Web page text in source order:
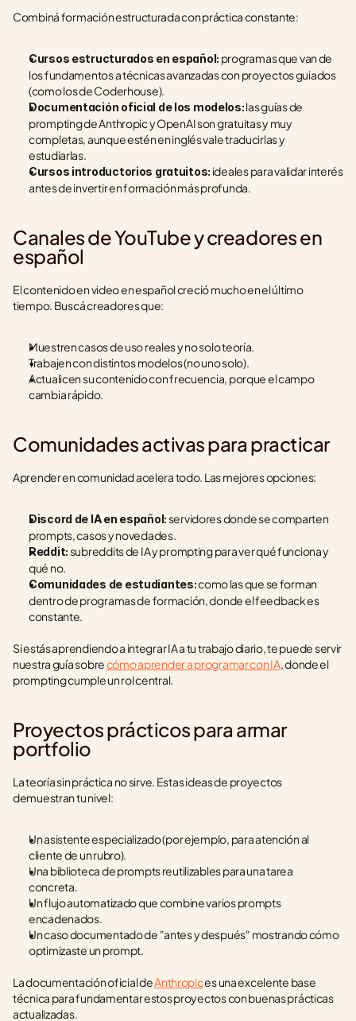
Combiná formación estructurada con práctica constante:
Cursos estructurados en español: programas que van de
los fundamentos a técnicas avanzadas con proyectos guiados
(como los de Coderhouse).
Documentación oficial de los modelos: las guías de
prompting de Anthropic y OpenAI son gratuitas y muy
completas, aunque estén en inglés vale traducirlas y
estudiarlas.
Cursos introductorios gratuitos: ideales para validar interés
antes de invertir en formación más profunda.
Canales de YouTube y creadores en
español
El contenido en video en español creció mucho en el último
tiempo. Buscá creadores que:
Muestren casos de uso reales y no solo teoría.
Trabajen con distintos modelos (no uno solo).
Actualicen su contenido con frecuencia, porque el campo
cambia rápido.
Comunidades activas para practicar
Aprender en comunidad acelera todo. Las mejores opciones:
Discord de IA en español: servidores donde se comparten
prompts, casos y novedades.
Reddit: subreddits de IA y prompting para ver qué funciona y
qué no.
Comunidades de estudiantes: como las que se forman
dentro de programas de formación, donde el feedback es
constante.
Si estás aprendiendo a integrar IA a tu trabajo diario, te puede servir
nuestra guía sobre cómo aprender a programar con IA, donde el
prompting cumple un rol central.
Proyectos prácticos para armar
portfolio
La teoría sin práctica no sirve. Estas ideas de proyectos
demuestran tu nivel:
Un asistente especializado (por ejemplo, para atención al
cliente de un rubro).
Una biblioteca de prompts reutilizables para una tarea
concreta.
Un flujo automatizado que combine varios prompts
encadenados.
Un caso documentado de "antes y después" mostrando cómo
optimizaste un prompt.
La documentación oficial de Anthropic es una excelente base
técnica para fundamentar estos proyectos con buenas prácticas
actualizadas.